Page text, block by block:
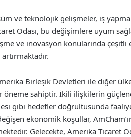
ve teknolojik gelişmeler, iş
Odası, bu değişimlere uyum
ve inovasyon konularında
Birleşik Devletleri ile diğer
sahiptir. İkili ilişkilerin
gibi hedefler doğrultusunda
ekonomik koşullar,
Gelecekte, Amerika Ticaret